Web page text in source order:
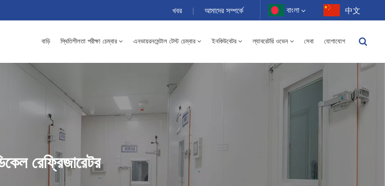
খবর | আমাদের সম্পর্কে বাংলা
Français
Português
中文
বাড়ি স্থিতিশীলতা পরীক্ষা চেম্বার এনভায়রনমেন্টাল টেস্ট চেম্বার ইনকিউবেটর ল্যাবরেটরি ওভেন সেবা যোগাযোগ
রেফ্রিজারেটর